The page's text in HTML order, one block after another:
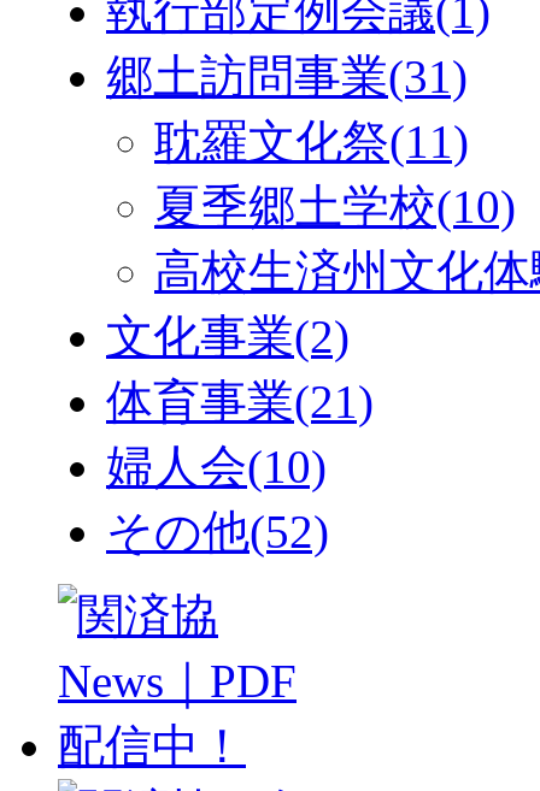
執行部定例会議(1)
郷土訪問事業(31)
耽羅文化祭(11)
夏季郷土学校(10)
高校生済州文化
文化事業(2)
体育事業(21)
婦人会(10)
その他(52)